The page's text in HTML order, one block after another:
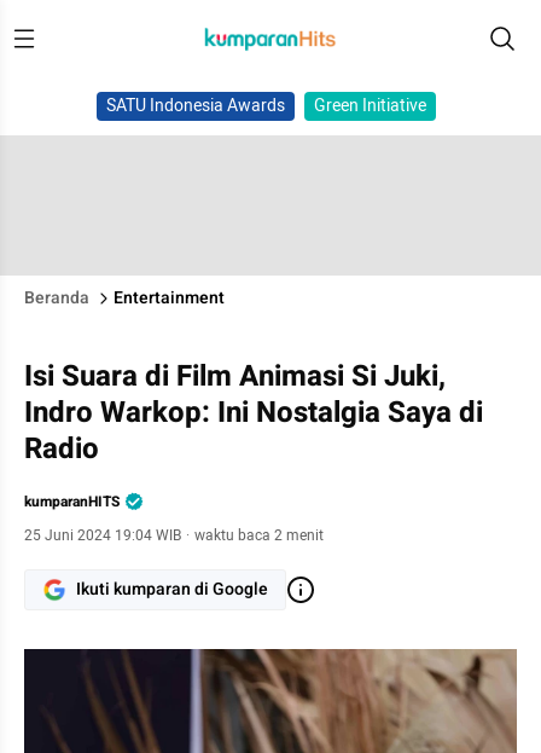
SATU Indonesia Awards Green Initiative
Beranda Entertainment
Isi Suara di Film Animasi Si Juki,
Indro Warkop: Ini Nostalgia Saya di
Radio
kumparanHITS
25 Juni 2024 19:04 WIB · waktu baca 2 menit
Ikuti kumparan di Google